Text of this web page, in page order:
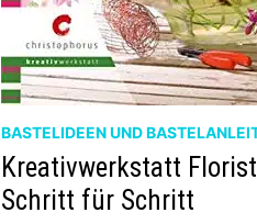
BASTELIDEEN UND
Kreativwerkstatt
Schritt für Schritt